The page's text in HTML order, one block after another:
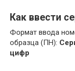
Как ввести
Формат ввода
образца (ПН):
цифр